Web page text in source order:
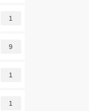
1
9
1
1